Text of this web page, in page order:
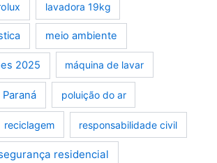
lavadora 19kg
meio ambiente
2025 máquina de lavar
Paraná poluição do ar
reciclagem responsabilidade civil
residencial